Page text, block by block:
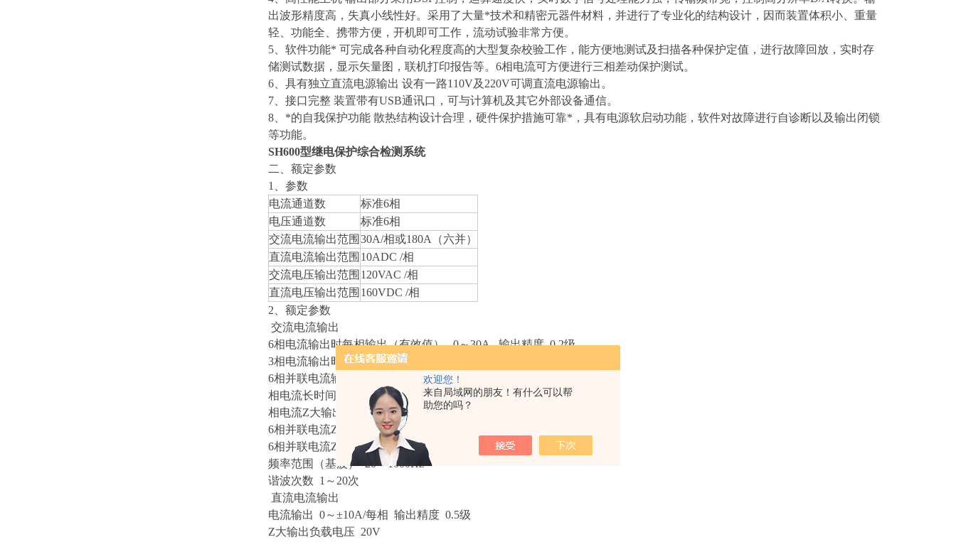
欢迎您！
来自局域网的朋友！有什么可以帮
助您的吗？
出波形精度高，失真小线性好。采用了大量*技术和精密元器件材料，并进行了专业化的结构设计，因而装置体积小、重量
轻、功能全、携带方便，开机即可工作，流动试验非常方便。
5、软件功能* 可完成各种自动化程度高的大型复杂校验工作，能方便地测试及扫描各种保护定值，进行故障回放，实时存
储测试数据，显示矢量图，联机打印报告等。6相电流可方便进行三相差动保护测试。
6、具有独立直流电源输出 设有一路110V及220V可调直流电源输出。
7、接口完整 装置带有USB通讯口，可与计算机及其它外部设备通信。
8、*的自我保护功能 散热结构设计合理，硬件保护措施可靠*，具有电源软启动功能，软件对故障进行自诊断以及输出闭锁
等功能。
SH600型继电保护综合检测系统
二、额定参数
1、参数
电流通道数
标准6相
电压通道数
标准6相
交流电流输出范围 30A/相或180A（六并）
直流电流输出范围 10ADC /相
交流电压输出范围 120VAC /相
直流电压输出范围 160VDC /相
2、额定参数
交流电流输出
6相电流输出时每相输出（有效值） 0～30A 输出精度 0.2级
3相电流输出时每相输出（有效值） 0～60A
6相并联电流输出（有效值） 0～180A
相电流长时间允许工作值（有效值） 10A
相电流Z大输出功率 300VA
6相并联电流Z大输出时Z大输出功率 1000VA
6相并联电流Z大输出时允许工作时间 10s
频率范围（基波） 20～1000Hz
谐波次数 1～20次
直流电流输出
电流输出 0～±10A/每相 输出精度 0.5级
Z大输出负载电压 20V